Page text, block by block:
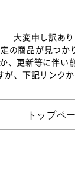
大変申し訳あり
の商品が見つか
、更新等に伴い
、下記リンク
トップペ